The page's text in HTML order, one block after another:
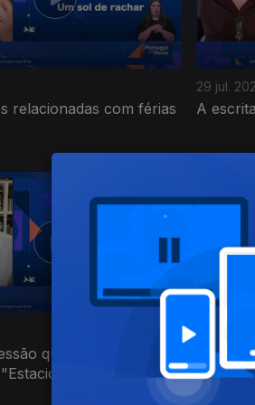
relacionadas com férias
29 jul.
A
que veio de José
o autocarro
23 jul.
O